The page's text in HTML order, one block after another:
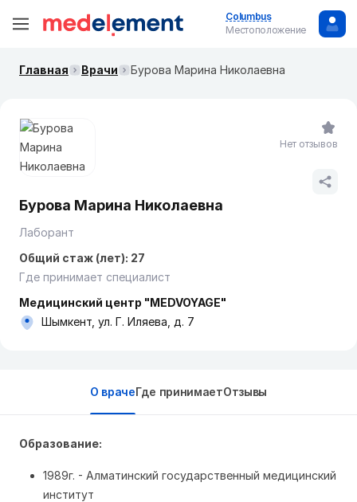
Columbus
Местоположение
Главная Врачи Бурова Марина Николаевна
Бурова Марина Николаевна
Лаборант
Общий стаж (лет): 27
Где принимает специалист
Медицинский центр "MEDVOYAGE"
Шымкент, ул. Г. Иляева, д. 7
Нет отзывов
О врачеГде принимаетОтзывы
Образование:
1989г. - Алматинский государственный медицинский
институт